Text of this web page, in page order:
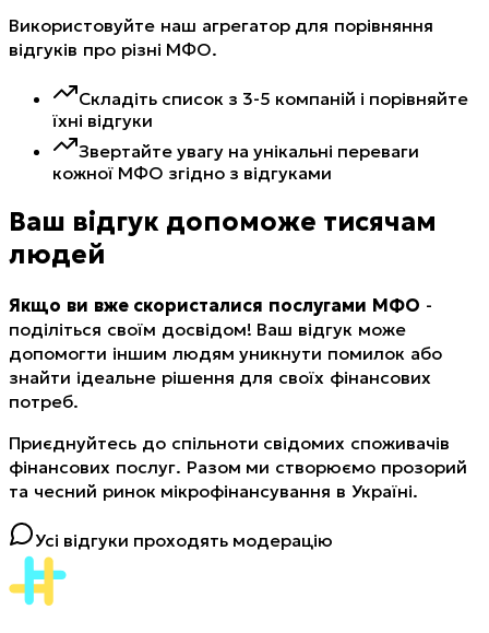
Використовуйте наш агрегатор для порівняння
відгуків про різні МФО.
Складіть список з 3-5 компаній і порівняйте
їхні відгуки
Звертайте увагу на унікальні переваги
кожної МФО згідно з відгуками
Ваш відгук допоможе тисячам
людей
Якщо ви вже скористалися послугами МФО -
поділіться своїм досвідом! Ваш відгук може
допомогти іншим людям уникнути помилок або
знайти ідеальне рішення для своїх фінансових
потреб.
Приєднуйтесь до спільноти свідомих споживачів
фінансових послуг. Разом ми створюємо прозорий
та чесний ринок мікрофінансування в Україні.
Усі відгуки проходять модерацію